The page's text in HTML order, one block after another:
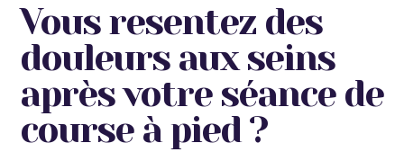
Vous resentez des
douleurs aux seins
après votre séance de
course à pied ?